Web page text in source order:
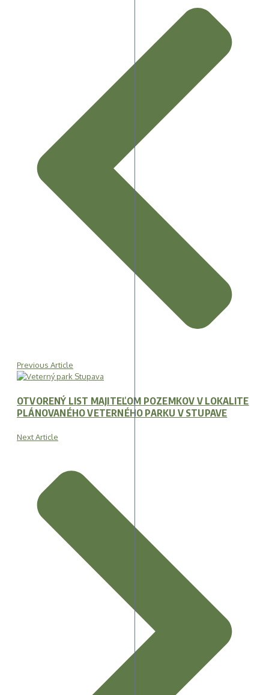
Previous Article
OTVORENÝ LIST MAJITEĽOM POZEMKOV V LOKALITE
PLÁNOVANÉHO VETERNÉHO PARKU V STUPAVE
Next Article